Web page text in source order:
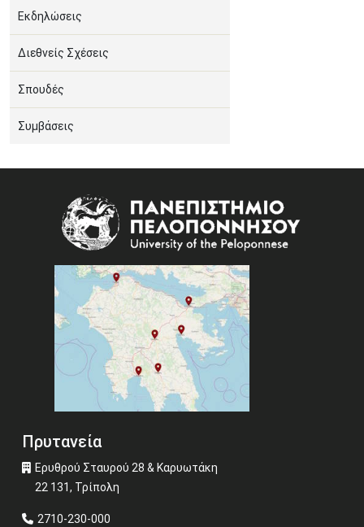
Εκδηλώσεις
Διεθνείς Σχέσεις
Σπουδές
Συμβάσεις
Πρυτανεία
Ερυθρού Σταυρού 28 & Καρυωτάκη
22 131, Τρίπολη
2710-230-000